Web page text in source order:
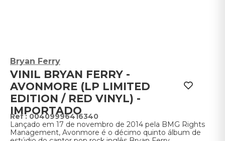
Bryan Ferry
VINIL BRYAN FERRY -
AVONMORE (LP LIMITED
EDITION / RED VINYL) -
IMPORTADO
: 00409996416340
Lançado em 17 de novembro de 2014 pela BMG Rights
Management, Avonmore é o décimo quinto álbum de